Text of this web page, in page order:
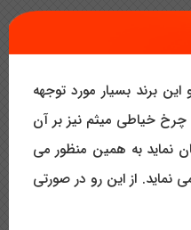
برند بسیار مورد توجهه
چرخ خیاطی میثم نیز بر آن
خیاطی مورد نظرشان نماید به همین منظور می
از این رو در صورتی